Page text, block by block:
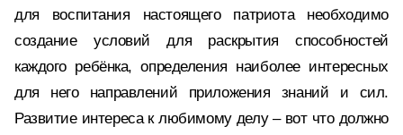
для воспитания настоящего патриота необходимо
создание условий для раскрытия способностей
каждого ребёнка, определения наиболее интересных
для него направлений приложения знаний и сил.
Развитие интереса к любимому делу – вот что должно